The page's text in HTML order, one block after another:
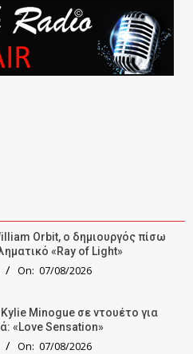
Orbit, ο δημιουργός πίσω
«Ray of Light»
On: 07/08/2026
Minogue σε ντουέτο για
«Love Sensation»
On: 07/08/2026